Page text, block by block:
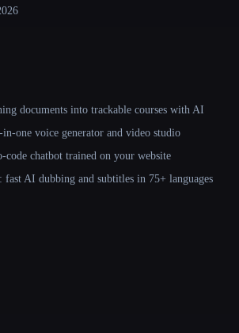
documents into trackable courses with AI
one voice generator and video studio
chatbot trained on your website
fast AI dubbing and subtitles in 75+ languages